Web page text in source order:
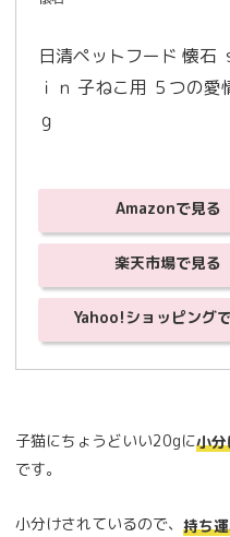
日清ペットフード 懐石
ｉｎ 子ねこ用 ５つの愛
ｇ
Amazonで見る
楽天市場で見る
Yahoo!ショッピング
子猫にちょうどいい20gに小
です。
小分けされているので、 持ち